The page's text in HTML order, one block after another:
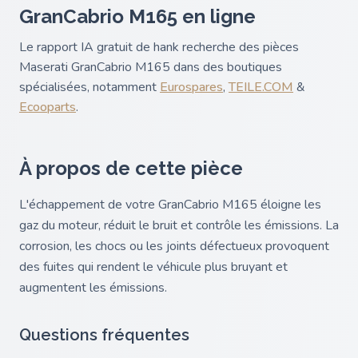
GranCabrio M165 en ligne
Le rapport IA gratuit de hank recherche des pièces
Maserati GranCabrio M165 dans des boutiques
spécialisées, notamment Eurospares,TEILE.COM &
Ecooparts.
À propos de cette pièce
L'échappement de votre GranCabrio M165 éloigne les
gaz du moteur, réduit le bruit et contrôle les émissions. La
corrosion, les chocs ou les joints défectueux provoquent
des fuites qui rendent le véhicule plus bruyant et
augmentent les émissions.
Questions fréquentes